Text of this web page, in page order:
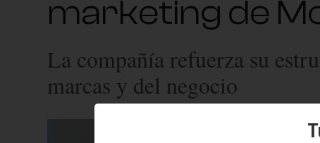
marketing de
La compañía refuerza su
marcas y del negocio